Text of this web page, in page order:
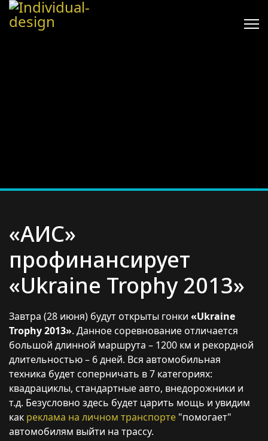
«АИС»
профинансирует
«Ukraine Trophy 2013»
Завтра (28 июня) будут открыты гонки «Ukraine
Trophy 2013». Данное соревнование отличается
большой длинной маршрута – 1200 км и рекордной
длительностью – 6 дней. Вся автомобильная
техника будет соперничать в 7 категориях:
квадрациклы, стандартные авто, внедорожники и
т.д. Безусловно здесь будет царить мощь и увидим
как реклама на личном транспорте "помогает"
автомобилям выйти на трассу.